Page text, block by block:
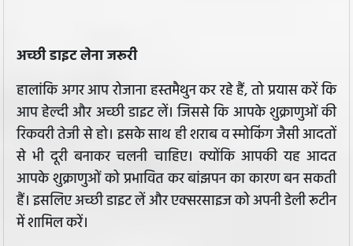
अच्छी डाइट लेना जरूरी
हालांकि अगर आप रोजाना हस्तमैथुन कर रहे हैं, तो प्रयास करें कि
आप हेल्दी और अच्छी डाइट लें। जिससे कि आपके शुक्राणुओं की
रिकवरी तेजी से हो। इसके साथ ही शराब व स्मोकिंग जैसी आदतों
से भी दूरी बनाकर चलनी चाहिए। क्योंकि आपकी यह आदत
आपके शुक्राणुओं को प्रभावित कर बांझपन का कारण बन सकती
हैं। इसलिए अच्छी डाइट लें और एक्सरसाइज को अपनी डेली रूटीन
में शामिल करें।